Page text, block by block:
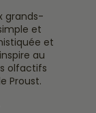
grands-
et
et
au
olfactifs
Proust.